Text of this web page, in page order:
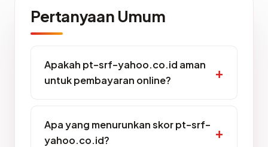
Pertanyaan Umum
Apakah pt-srf-yahoo.co.id aman
untuk pembayaran online?
Apa yang menurunkan skor pt-srf-
yahoo.co.id?